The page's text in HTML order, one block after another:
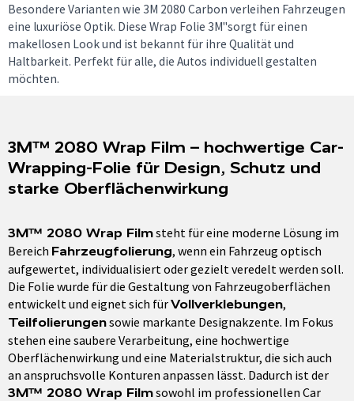
Besondere Varianten wie 3M 2080 Carbon verleihen Fahrzeugen
eine luxuriöse Optik. Diese Wrap Folie 3M"sorgt für einen
makellosen Look und ist bekannt für ihre Qualität und
Haltbarkeit. Perfekt für alle, die Autos individuell gestalten
möchten.
3M™ 2080 Wrap Film – hochwertige Car-
Wrapping-Folie für Design, Schutz und
starke Oberflächenwirkung
3M™ 2080 Wrap Filmsteht für eine moderne Lösung im
Bereich Fahrzeugfolierung, wenn ein Fahrzeug optisch
aufgewertet, individualisiert oder gezielt veredelt werden soll.
Die Folie wurde für die Gestaltung von Fahrzeugoberflächen
entwickelt und eignet sich fürVollverklebungen,
Teilfolierungensowie markante Designakzente. Im Fokus
stehen eine saubere Verarbeitung, eine hochwertige
Oberflächenwirkung und eine Materialstruktur, die sich auch
an anspruchsvolle Konturen anpassen lässt. Dadurch ist der
3M™ 2080 Wrap Filmsowohl im professionellen Car